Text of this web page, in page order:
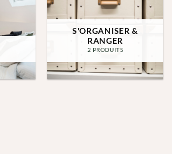
S'ORGANISER &
RANGER
2 PRODUITS